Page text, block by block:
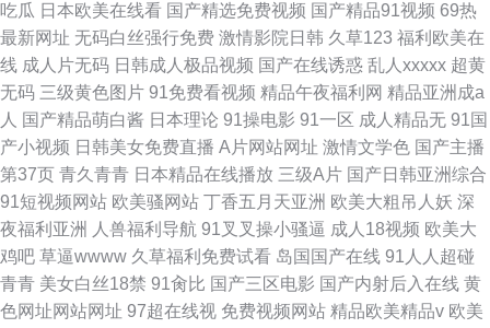
吃瓜 日本欧美在线看 国产精选免费视频 国产精品91视频 69热
最新网址 无码白丝强行免费 激情影院日韩 久草123 福利欧美在
线 成人片无码 日韩成人极品视频 国产在线诱惑 乱人xxxxx 超黄
无码 三级黄色图片 91免费看视频 精品午夜福利网 精品亚洲成a
人 国产精品萌白酱 日本理论 91操电影 91一区 成人精品无 91国
产小视频 日韩美女免费直播 A片网站网址 激情文学色 国产主播
第37页 青久青青 日本精品在线播放 三级A片 国产日韩亚洲综合
91短视频网站 欧美骚网站 丁香五月天亚洲 欧美大粗吊人妖 深
夜福利亚洲
人兽福利导航 91叉叉操小骚逼 成人18视频 欧美大
鸡吧 草逼wwww 久草福利免费试看 岛国国产在线 91人人超碰
青青 美女白丝18禁 91肏比 国产三区电影 国产内射后入在线 黄
色网址网站网址 97超在线视 免费视频网站 精品欧美精品v 欧美